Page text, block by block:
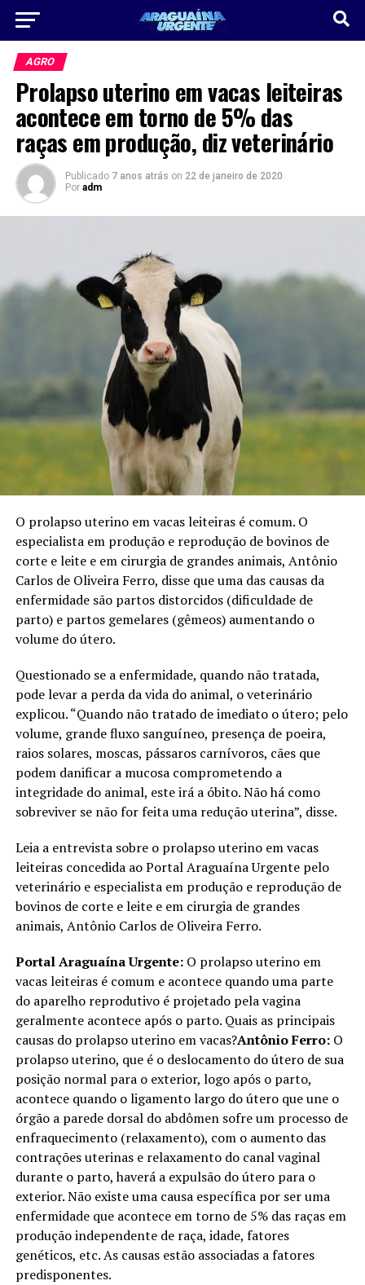
AGRO
Prolapso uterino em vacas leiteiras
acontece em torno de 5% das
raças em produção, diz veterinário
Publicado 7 anos atrás on 22 de janeiro de 2020
Por adm
O prolapso uterino em vacas leiteiras é comum. O
especialista em produção e reprodução de bovinos de
corte e leite e em cirurgia de grandes animais, Antônio
Carlos de Oliveira Ferro, disse que uma das causas da
enfermidade são partos distorcidos (dificuldade de
parto) e partos gemelares (gêmeos) aumentando o
volume do útero.
Questionado se a enfermidade, quando não tratada,
pode levar a perda da vida do animal, o veterinário
explicou. “Quando não tratado de imediato o útero; pelo
volume, grande fluxo sanguíneo, presença de poeira,
raios solares, moscas, pássaros carnívoros, cães que
podem danificar a mucosa comprometendo a
integridade do animal, este irá a óbito. Não há como
sobreviver se não for feita uma redução uterina”, disse.
Leia a entrevista sobre o prolapso uterino em vacas
leiteiras concedida ao Portal Araguaína Urgente pelo
veterinário e especialista em produção e reprodução de
bovinos de corte e leite e em cirurgia de grandes
animais, Antônio Carlos de Oliveira Ferro.
Portal Araguaína Urgente:O prolapso uterino em
vacas leiteiras é comum e acontece quando uma parte
do aparelho reprodutivo é projetado pela vagina
geralmente acontece após o parto. Quais as principais
causas do prolapso uterino em vacas?Antônio Ferro:O
prolapso uterino, que é o deslocamento do útero de sua
posição normal para o exterior, logo após o parto,
acontece quando o ligamento largo do útero que une o
órgão a parede dorsal do abdômen sofre um processo de
enfraquecimento (relaxamento), com o aumento das
contrações uterinas e relaxamento do canal vaginal
durante o parto, haverá a expulsão do útero para o
exterior. Não existe uma causa específica por ser uma
enfermidade que acontece em torno de 5% das raças em
produção independente de raça, idade, fatores
genéticos, etc. As causas estão associadas a fatores
predisponentes.